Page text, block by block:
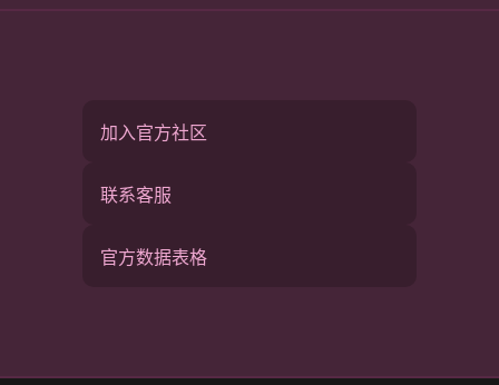
加入官方社区
联系客服
官方数据表格